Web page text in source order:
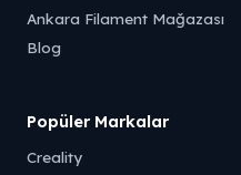
Ankara Filament Mağazası
Blog
Popüler Markalar
Creality